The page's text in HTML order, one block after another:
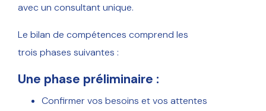
avec un consultant unique.
Le bilan de compétences comprend les
trois phases suivantes :
Une phase préliminaire :
Confirmer vos besoins et vos attentes